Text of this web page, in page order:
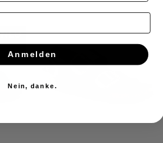
NEU
Anmelden
Nein, danke.